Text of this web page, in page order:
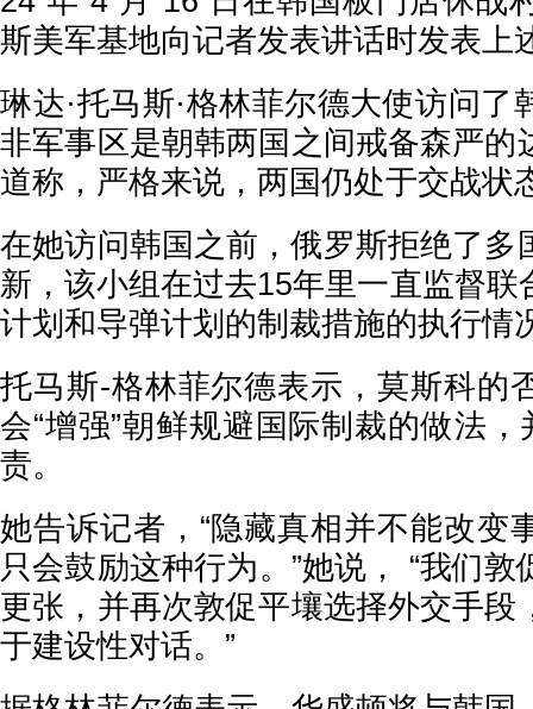
斯美军基地向记者发表讲话时发表上
琳达·托马斯·格林菲尔德大使访问了
非军事区是朝韩两国之间戒备森严的
道称，严格来说，两国仍处于交战状
在她访问韩国之前，俄罗斯拒绝了多
新，该小组在过去15年里一直监督联
计划和导弹计划的制裁措施的执行情
托马斯-格林菲尔德表示，莫斯科的
会“增强”朝鲜规避国际制裁的做法，
责。
她告诉记者，“隐藏真相并不能改变
只会鼓励这种行为。”她说， “我们
更张，并再次敦促平壤选择外交手段
于建设性对话。”